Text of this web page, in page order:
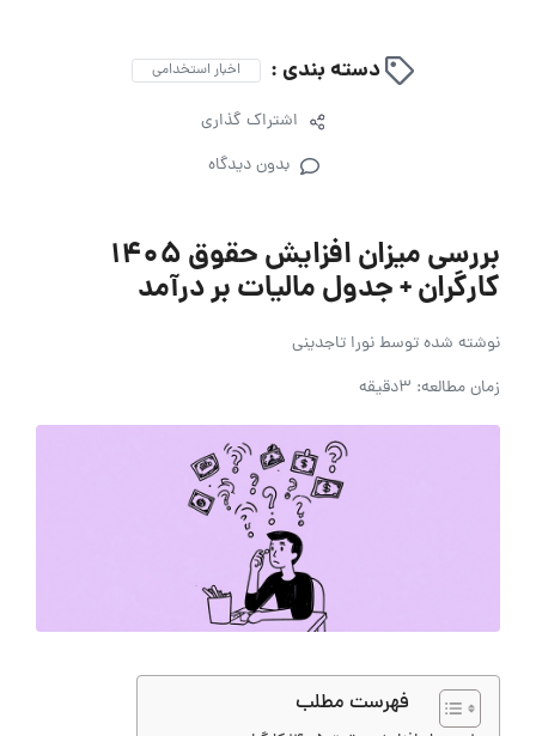
دسته بندی : اخبار استخدامی
اشتراک گذاری
بدون دیدگاه
بررسی میزان افزایش حقوق 1405
کارگران + جدول مالیات بر درآمد
نوشته شده توسطنورا تاجدینی
زمان مطالعه: 3دقیقه
فهرست مطلب